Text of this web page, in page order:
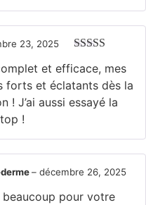
23, 2025
et efficace, mes
forts et éclatants dès la
! J’ai aussi essayé la
!
– décembre 26, 2025
beaucoup pour votre